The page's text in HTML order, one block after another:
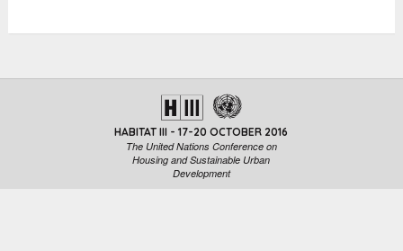
HABITAT III - 17-20 OCTOBER 2016
The United Nations Conference on
Housing and Sustainable Urban
Development